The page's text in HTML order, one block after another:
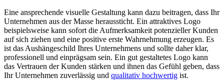
Eine‌ ansprechende visuelle Gestaltung ⁣kann dazu beitragen, dass Ihr‌
Unternehmen aus⁣ der Masse heraussticht. Ein‍ attraktives Logo
beispielsweise kann sofort die Aufmerksamkeit potenzieller Kunden
auf​ sich ‌ziehen und eine positive ⁤erste Wahrnehmung erzeugen. Es
ist das Aushängeschild Ihres Unternehmens und ⁤sollte daher klar,
professionell und ⁢einprägsam sein. Ein gut gestaltetes Logo​ kann⁣
das‌ Vertrauen⁢ der Kunden stärken und ihnen das Gefühl geben,⁤ dass
Ihr Unternehmen zuverlässig und‍ qualitativ hochwertig ist.